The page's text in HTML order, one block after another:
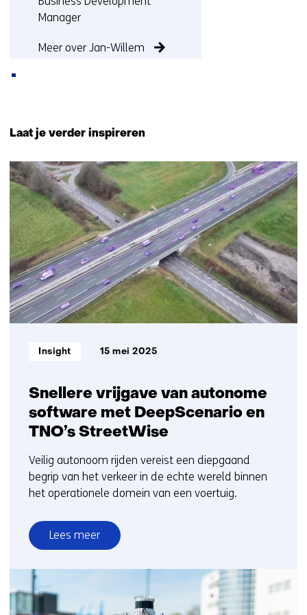
Manager
Meer over Jan-Willem
(Neem
contact
met
ons
op)
Laat je verder inspireren
35
resultaten,
getoond
6
t/m
10
Snellere vrijgave van autonome
software met DeepScenario en
TNO’s StreetWise
Informatietype:
Insight 15 mei 2025
Veilig autonoom rijden vereist een diepgaand
begrip van het verkeer in de echte wereld binnen
het operationele domein van een voertuig.
Lees meer
over
Snellere